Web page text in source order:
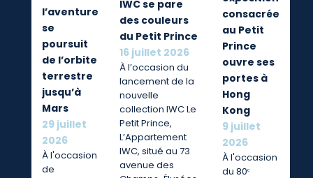
l’aventure
se
poursuit
de l’orbite
terrestre
jusqu’à
Mars
29 juillet
2026
À l'occasion
de
IWC se pare
des couleurs
du Petit Prince
16 juillet 2026
À l’occasion du
lancement de la
nouvelle
collection IWC Le
Petit Prince,
L’Appartement
IWC, situé au 73
avenue des
consacrée
au Petit
Prince
ouvre ses
portes à
Hong
Kong
9 juillet
2026
À l'occasion
du 80ᵉ